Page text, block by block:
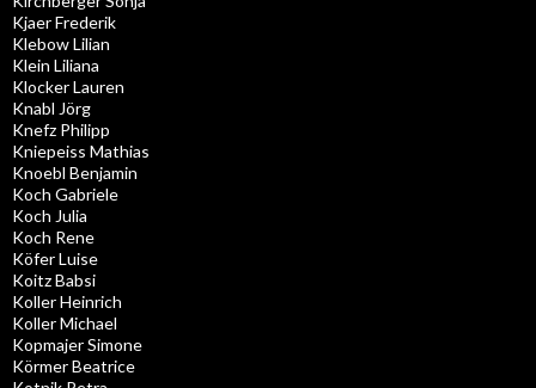
Kjaer Frederik
Klebow Lilian
Klein Liliana
Klocker Lauren
Knabl Jörg
Knefz Philipp
Kniepeiss Mathias
Knoebl Benjamin
Koch Gabriele
Koch Julia
Koch Rene
Köfer Luise
Koitz Babsi
Koller Heinrich
Koller Michael
Kopmajer Simone
Körmer Beatrice